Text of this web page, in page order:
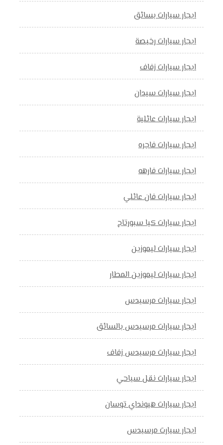
ايجار سيارات بسائق
ايجار سيارات رخيصة
ايجار سيارات زفاف
ايجار سيارات سيدان
ايجار سيارات عائلية
ايجار سيارات فاجره
ايجار سيارات فارهه
ايجار سيارات فان عائلي
ايجار سيارات كيا سبورتاج
ايجار سيارات ليموزين
ايجار سيارات ليموزين المطار
ايجار سيارات مرسيدس
ايجار سيارات مرسيدس بالسائق
ايجار سيارات مرسيدس زفاف
ايجار سيارات نقل سياحي
ايجار سيارات هيونداي توسان
ايجار سيارت مرسيدس